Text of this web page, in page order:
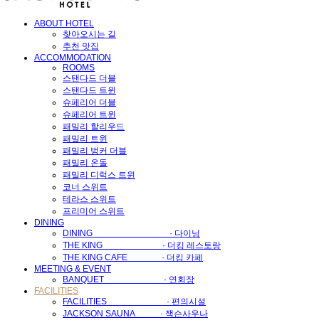
ABOUT HOTEL
찾아오시는 길
추천 맛집
ACCOMMODATION
ROOMS
스탠다드 더블
스탠다드 트윈
슈페리어 더블
슈페리어 트윈
패밀리 할리우드
패밀리 트윈
패밀리 벙커 더블
패밀리 온돌
패밀리 디럭스 트윈
코너 스위트
테라스 스위트
프리미어 스위트
DINING
DINING · 다이닝
THE KING · 더킹 레스토랑
THE KING CAFE · 더킹 카페
MEETING & EVENT
BANQUET · 연회장
FACILITIES
FACILITIES · 편의시설
JACKSON SAUNA · 잭슨사우나